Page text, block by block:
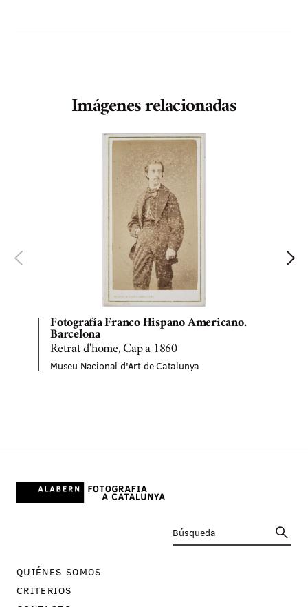
Imágenes relacionadas
Fotografía Franco Hispano Americano.
Barcelona
Retrat d'home, Cap a 1860
Museu Nacional d'Art de Catalunya
QUIÉNES SOMOS
CRITERIOS